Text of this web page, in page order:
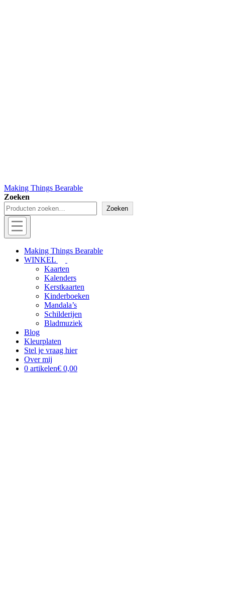
Making Things Bearable
Zoeken
Zoeken
Hoofd
navigatie
Menu
Making Things Bearable
WINKEL
Kaarten
Kalenders
Kerstkaarten
Kinderboeken
Mandala’s
Schilderijen
Bladmuziek
Blog
Kleurplaten
Stel je vraag hier
Over mij
0 artikelen€ 0,00